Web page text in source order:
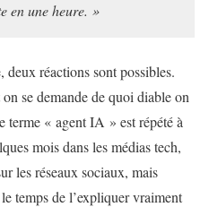
en une heure. »
réactions sont possibles.
se demande de quoi diable on
terme « agent IA » est répété à
mois dans les médias tech,
les réseaux sociaux, mais
temps de l’expliquer vraiment